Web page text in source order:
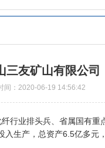
三友矿山有限公司
间：2020-06-19 14:56:42
业排头兵、省属国有重
入生产，总资产6.5亿多元